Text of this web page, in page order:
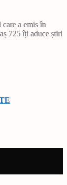
a emis în
725 îți aduce știri